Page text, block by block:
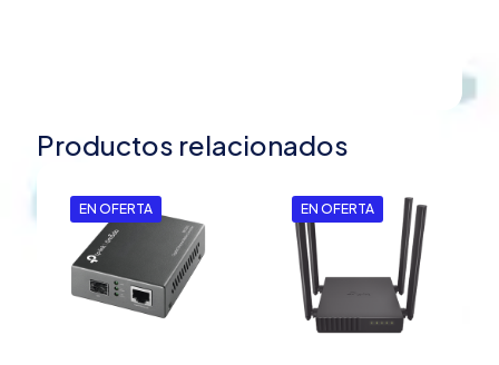
Productos relacionados
EN OFERTA EN OFERTA